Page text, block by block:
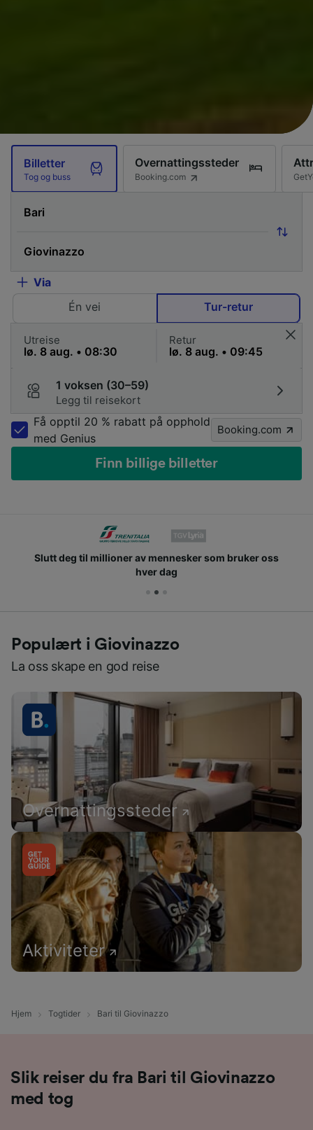
Billetter
Tog og buss
Overnattingssteder
Booking.com
Via
Én vei
Tur-retur
Utreise Retur
1 voksen (30–59)
Legg til reisekort
Få opptil 20 % rabatt på opphold
med Genius
Booking.com
Finn billige billetter
Slutt deg til millioner av mennesker som bruker oss
hver dag
Populært i Giovinazzo
La oss skape en god reise
Overnattingssteder
Aktiviteter
Hjem Togtider Bari til Giovinazzo
Slik reiser du fra Bari til Giovinazzo
med tog